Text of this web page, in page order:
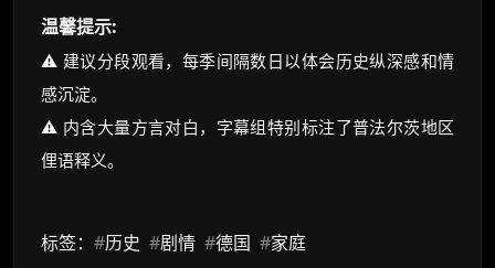
温馨提示:
⚠️ 建议分段观看，每季间隔数日以体会历史纵深感和情
感沉淀。
⚠️ 内含大量方言对白，字幕组特别标注了普法尔茨地区
俚语释义。
标签： #历史 #剧情 #德国 #家庭